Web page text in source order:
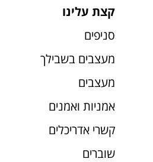
קצת עלינו
סניפים
מעצבים בשבילך
מעצבים
אמניות ואמנים
קשרי אדריכלים
שוברים